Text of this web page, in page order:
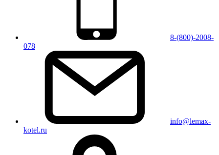
8-(800)-2008-
078
info@lemax-
kotel.ru